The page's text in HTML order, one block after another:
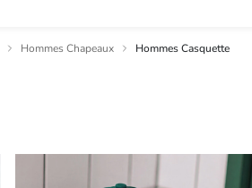
Hommes Chapeaux Hommes Casquette